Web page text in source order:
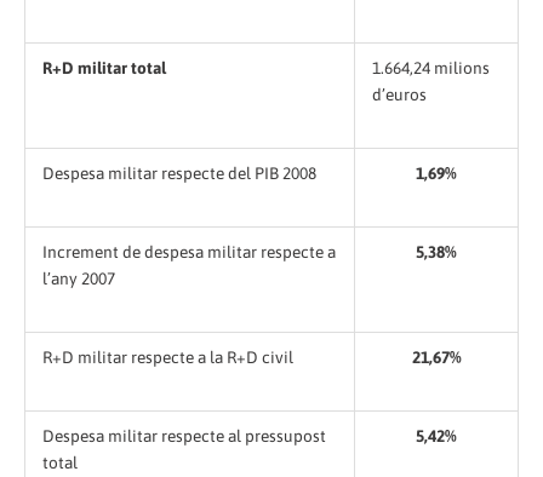
R+D militar total
1.664,24 milions
d’euros
Despesa militar respecte del PIB 2008 1,69%
Increment de despesa militar respecte a
l’any 2007
5,38%
R+D militar respecte a la R+D civil 21,67%
Despesa militar respecte al pressupost
total
5,42%